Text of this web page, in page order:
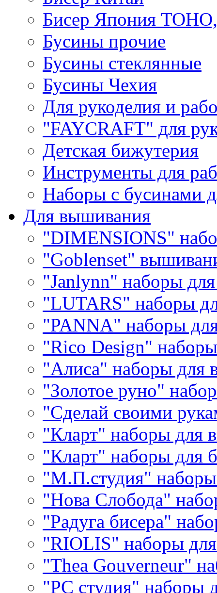
Бисер Япония
Бусины прочие
Бусины стеклянные
Бусины Чехия
Для рукоделия и
"FAYCRAFT" для
Детская бижутерия
Инструменты для
Наборы с бусинами
Для вышивания
"DIMENSIONS"
"Goblenset"
"Janlynn" наборы
"LUTARS" наборы
"PANNA" наборы
"Rico Design"
"Алиса" наборы для
"Золотое руно"
"Сделай своими
"Кларт" наборы для
"Кларт" наборы для
"М.П.студия"
"Нова Слобода"
"Радуга бисера"
"RIOLIS" наборы
"Thea Gouverneur"
"РС студия" наборы